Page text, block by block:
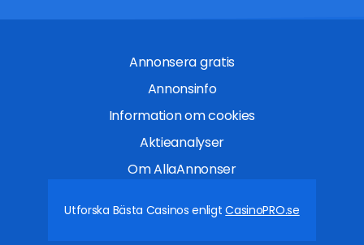
Annonsera gratis
Annonsinfo
Information om cookies
Aktieanalyser
Om AllaAnnonser
Utforska Bästa Casinos enligtCasinoPRO.se